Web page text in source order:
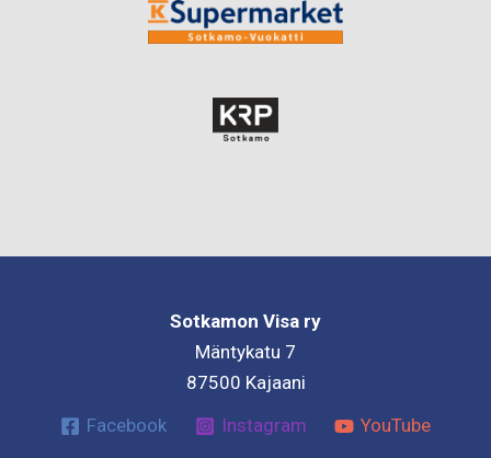
Sotkamon Visa ry
Mäntykatu 7
87500 Kajaani
Facebook
Instagram YouTube